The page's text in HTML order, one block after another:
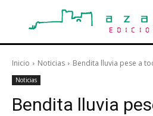
Inicio Noticias Bendita lluvia pese a
Noticias
Bendita lluvia